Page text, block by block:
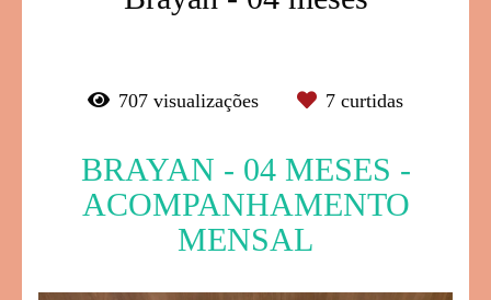
707 visualizações 7 curtidas
BRAYAN - 04 MESES -
ACOMPANHAMENTO
MENSAL